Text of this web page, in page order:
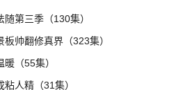
第三季（130集）
帅翻修真界（323集）
（55集）
人精（31集）